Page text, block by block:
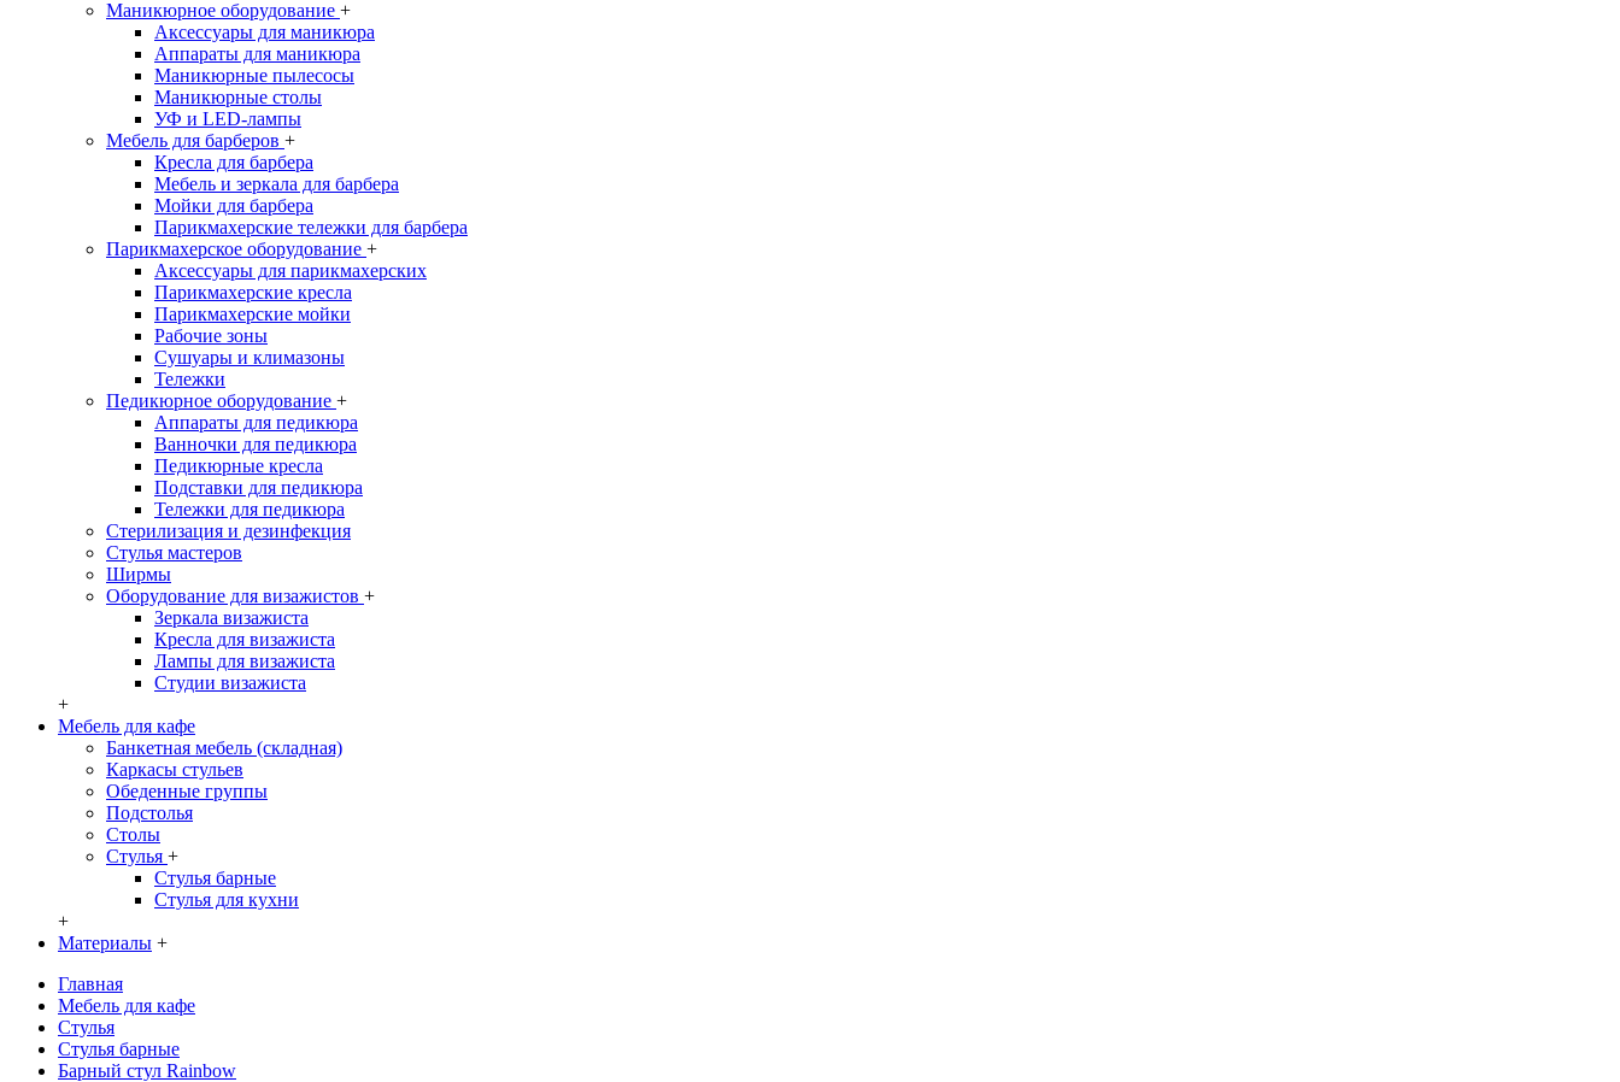
Маникюрное оборудование +
Аксессуары для маникюра
Аппараты для маникюра
Маникюрные пылесосы
Маникюрные столы
УФ и LED-лампы
Мебель для барберов +
Кресла для барбера
Мебель и зеркала для барбера
Мойки для барбера
Парикмахерские тележки для барбера
Парикмахерское оборудование +
Аксессуары для парикмахерских
Парикмахерские кресла
Парикмахерские мойки
Рабочие зоны
Сушуары и климазоны
Тележки
Педикюрное оборудование +
Аппараты для педикюра
Ванночки для педикюра
Педикюрные кресла
Подставки для педикюра
Тележки для педикюра
Стерилизация и дезинфекция
Стулья мастеров
Ширмы
Оборудование для визажистов +
Зеркала визажиста
Кресла для визажиста
Лампы для визажиста
Студии визажиста
+
Мебель для кафе
Банкетная мебель (складная)
Каркасы стульев
Обеденные группы
Подстолья
Столы
Стулья +
Стулья барные
Стулья для кухни
+
Материалы +
Главная
Мебель для кафе
Стулья
Стулья барные
Барный стул Rainbow